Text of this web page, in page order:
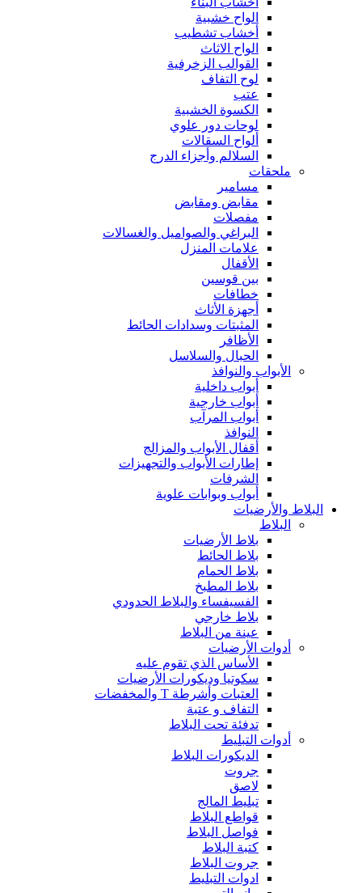
الواح خشبية
أخشاب تشطيب
الواح الاثاث
القوالب الزخرفية
لوح التفاف
عتب
الكسوة الخشبية
لوحات دور علوي
ألواح السقالات
السلالم وأجزاء الدرج
ملحقات
مسامير
مقابض ومقابض
مفصلات
البراغي والصواميل والغسالات
علامات المنزل
الأقفال
بين قوسين
خطافات
أجهزة الأثاث
المثبتات وسدادات الحائط
الأظافر
الحبال والسلاسل
الأبواب والنوافذ
أبواب داخلية
أبواب خارجية
أبواب المرآب
النوافذ
أقفال الأبواب والمزالج
إطارات الأبواب والتجهيزات
الشرفات
أبواب وبوابات علوية
البلاط والأرضيات
البلاط
بلاط الأرضيات
بلاط الحائط
بلاط الحمام
بلاط المطبخ
الفسيفساء والبلاط الحدودي
بلاط خارجي
عينة من البلاط
أدوات الأرضيات
الأساس الذي تقوم عليه
سكوتيا وديكورات الأرضيات
العتبات وأشرطة T والمخفضات
التفاف و عتبة
تدفئة تحت البلاط
أدوات التبليط
الديكورات البلاط
جروت
لاصق
تبليط المالج
قواطع البلاط
فواصل البلاط
كتبة البلاط
جروت البلاط
ادوات التبليط